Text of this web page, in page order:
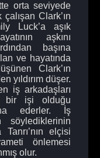
orta seviyede
Clark’ın
Luck’a aşık
aşkını
başına
ve hayatında
Clark’ın
yıldırım düşer.
iş arkadaşları
bir işi olduğu
ederler. İş
söylediklerinin
elçisi
önlemesi
olur.